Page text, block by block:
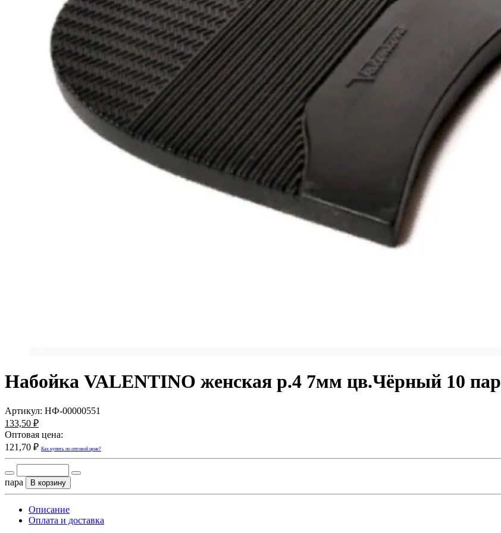
Набойка VALENTINO женская р.4 7мм цв.Чёрный 10 пар
Артикул: НФ-00000551
133,50 ₽
Оптовая цена:
121,70 ₽ Как купить по оптовой цене?
пара В корзину
Описание
Оплата и доставка